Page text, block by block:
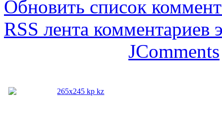
Обновить список
RSS лента комментариев
JComments